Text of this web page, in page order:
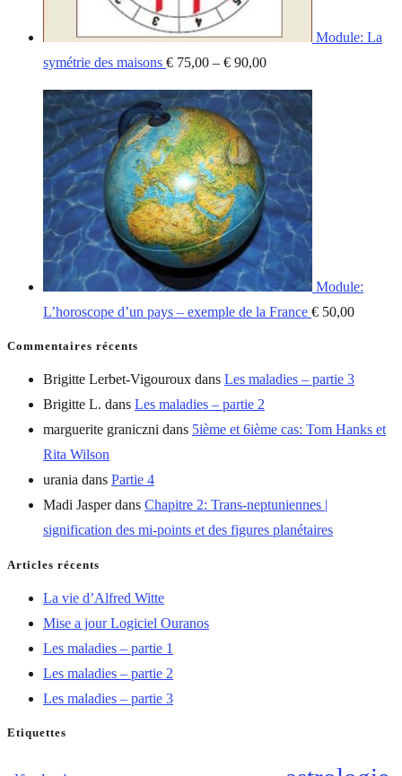
Module: La
symétrie des maisons € 75,00 – € 90,00
Module:
L’horoscope d’un pays – exemple de la France € 50,00
Commentaires récents
Brigitte Lerbet-Vigouroux dans Les maladies – partie 3
Brigitte L. dans Les maladies – partie 2
marguerite graniczni dans 5ième et 6ième cas: Tom Hanks et
Rita Wilson
urania dans Partie 4
Madi Jasperdans Chapitre 2: Trans-neptuniennes |
signification des mi-points et des figures planétaires
Articles récents
La vie d’Alfred Witte
Mise a jour Logiciel Ouranos
Les maladies – partie 1
Les maladies – partie 2
Les maladies – partie 3
Etiquettes